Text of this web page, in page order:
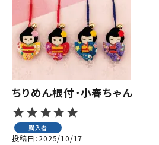
ちりめん根付・小春ちゃん
購入者
投稿日 2025/10/17